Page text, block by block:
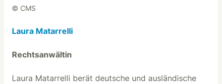
© CMS
Laura Matarrelli
Rechtsanwältin
Laura Matarrelli berät deutsche und ausländische